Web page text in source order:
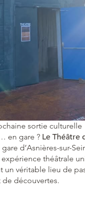
sortie culturelle
en gare ? Le Théâtre
d’Asnières-sur-
théâtrale
un véritable lieu de
de découvertes.